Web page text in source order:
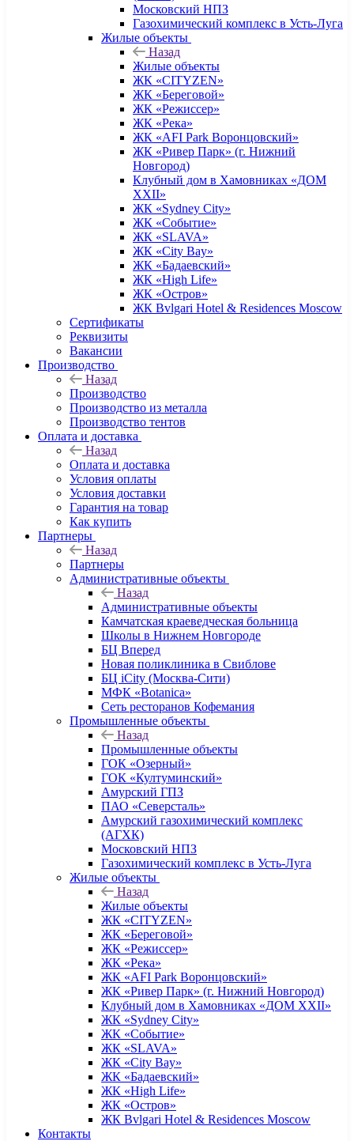
Московский НПЗ
Газохимический комплекс в Усть-Луга
Жилые объекты
Назад
Жилые объекты
ЖК «CITYZEN»
ЖК «Береговой»
ЖК «Режиссер»
ЖК «Река»
ЖК «AFI Park Воронцовский»
ЖК «Ривер Парк» (г. Нижний
Новгород)
Клубный дом в Хамовниках «ДОМ
XXII»
ЖК «Sydney City»
ЖК «Событие»
ЖК «SLAVA»
ЖК «City Bay»
ЖК «Бадаевский»
ЖК «High Life»
ЖК «Остров»
ЖК Bvlgari Hotel & Residences Moscow
Сертификаты
Реквизиты
Вакансии
Производство
Назад
Производство
Производство из металла
Производство тентов
Оплата и доставка
Назад
Оплата и доставка
Условия оплаты
Условия доставки
Гарантия на товар
Как купить
Партнеры
Назад
Партнеры
Административные объекты
Назад
Административные объекты
Камчатская краеведческая больница
Школы в Нижнем Новгороде
БЦ Вперед
Новая поликлиника в Свиблове
БЦ iCity (Москва-Сити)
МФК «Botanica»
Сеть ресторанов Кофемания
Промышленные объекты
Назад
Промышленные объекты
ГОК «Озерный»
ГОК «Култуминский»
Амурский ГПЗ
ПАО «Северсталь»
Амурский газохимический комплекс
(АГХК)
Московский НПЗ
Газохимический комплекс в Усть-Луга
Жилые объекты
Назад
Жилые объекты
ЖК «CITYZEN»
ЖК «Береговой»
ЖК «Режиссер»
ЖК «Река»
ЖК «AFI Park Воронцовский»
ЖК «Ривер Парк» (г. Нижний Новгород)
Клубный дом в Хамовниках «ДОМ XXII»
ЖК «Sydney City»
ЖК «Событие»
ЖК «SLAVA»
ЖК «City Bay»
ЖК «Бадаевский»
ЖК «High Life»
ЖК «Остров»
ЖК Bvlgari Hotel & Residences Moscow
Контакты